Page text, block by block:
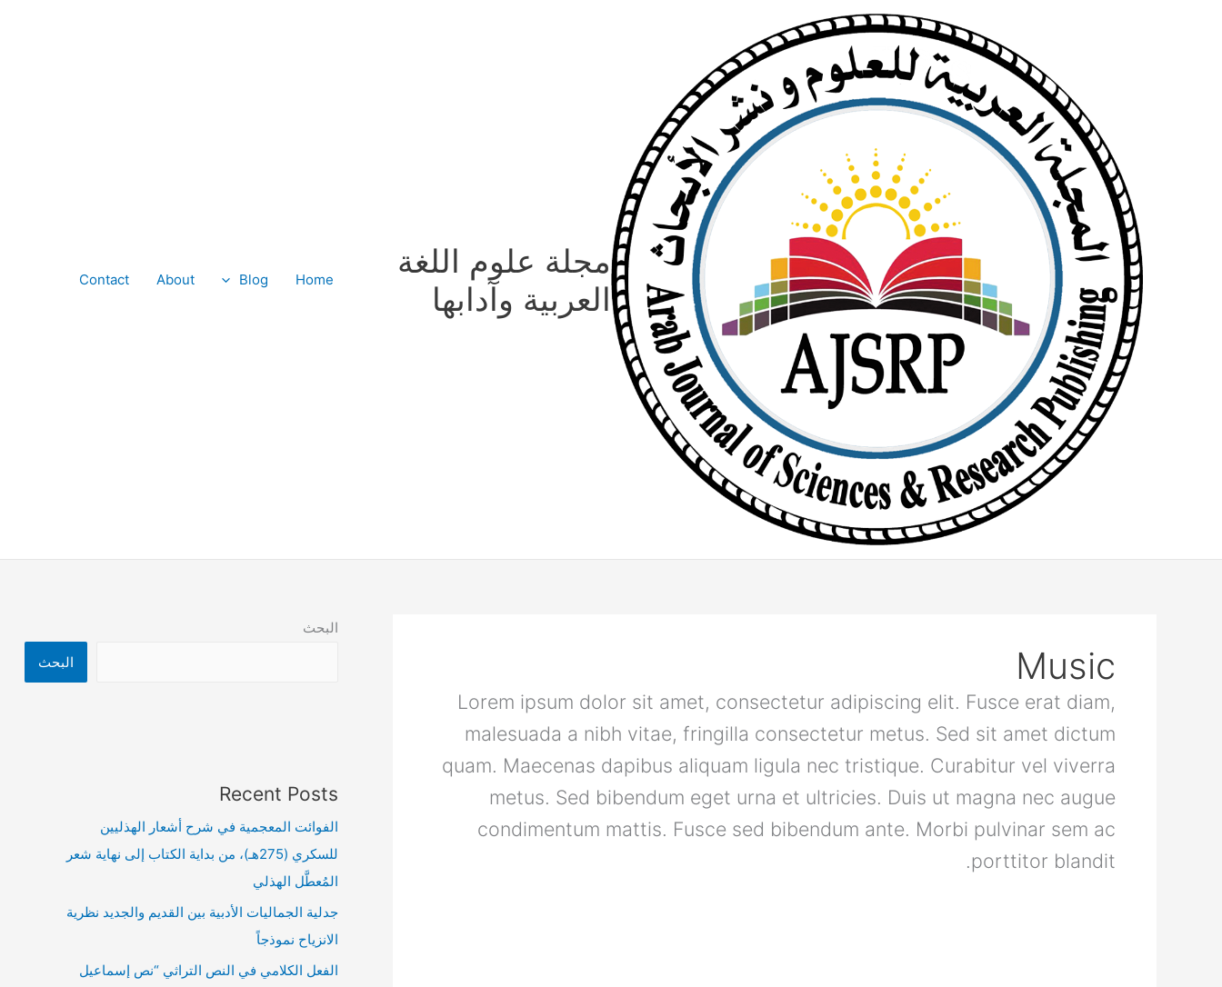
مجلة علوم اللغة
العربية وآدابها
Home
Blog
About
Contact
Music
Lorem ipsum dolor sit amet, consectetur adipiscing elit. Fusce erat diam,
malesuada a nibh vitae, fringilla consectetur metus. Sed sit amet dictum
quam. Maecenas dapibus aliquam ligula nec tristique. Curabitur vel viverra
metus. Sed bibendum eget urna et ultricies. Duis ut magna nec augue
condimentum mattis. Fusce sed bibendum ante. Morbi pulvinar sem ac
porttitor blandit.
البحث
البحث
Recent Posts
الفوائت المعجمية في شرح أشعار الهذليين
للسكري (275هـ)، من بداية الكتاب إلى نهاية شعر
المُعطَّل الهذلي
جدلية الجماليات الأدبية بين القديم والجديد نظرية
الانزياح نموذجاً
الفعل الكلامي في النص التراثي “نص إسماعيل